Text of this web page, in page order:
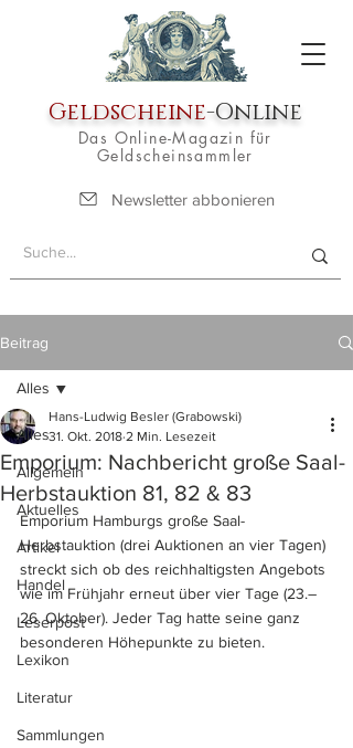
Geldscheine-Online
Das Online-Magazin für
Geldscheinsammler
Newsletter abbonieren
Beitrag
Alles
Allgemein
Aktuelles
Artikel
Handel
Leserpost
Lexikon
Literatur
Sammlungen
Alles
Emporium: Nachbericht große Saal-
Herbstauktion 81, 82 & 83
Hans-Ludwig Besler (Grabowski)
31. Okt. 2018 2 Min. Lesezeit
Emporium Hamburgs große Saal-
Herbstauktion (drei Auktionen an vier Tagen)
streckt sich ob des reichhaltigsten Angebots
wie im Frühjahr erneut über vier Tage (23.–
26. Oktober). Jeder Tag hatte seine ganz
besonderen Höhepunkte zu bieten.